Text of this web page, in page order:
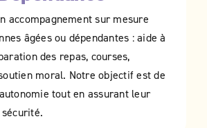
accompagnement sur mesure
âgées ou dépendantes : aide à
des repas, courses,
moral. Notre objectif est de
tout en assurant leur